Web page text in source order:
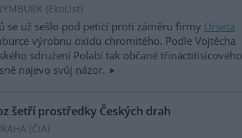
(EkoList)
se už sešlo pod peticí proti záměru firmy Urseta
výrobnu oxidu chromitého. Podle Vojtěcha
sdružení Polabí tak občané třináctitisícového
najevo svůj názor.
šetří prostředky Českých drah
(ČIA)